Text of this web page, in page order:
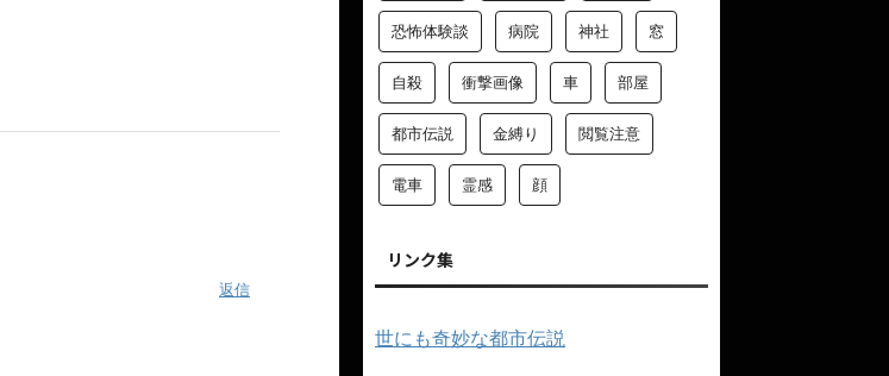
返信
恐怖体験談 病院 神社 窓
自殺 衝撃画像 車 部屋
都市伝説 金縛り 閲覧注意
電車 霊感 顔
リンク集
世にも奇妙な都市伝説